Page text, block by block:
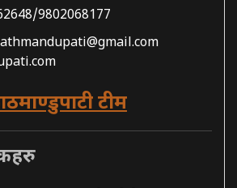
9802068177
टीम